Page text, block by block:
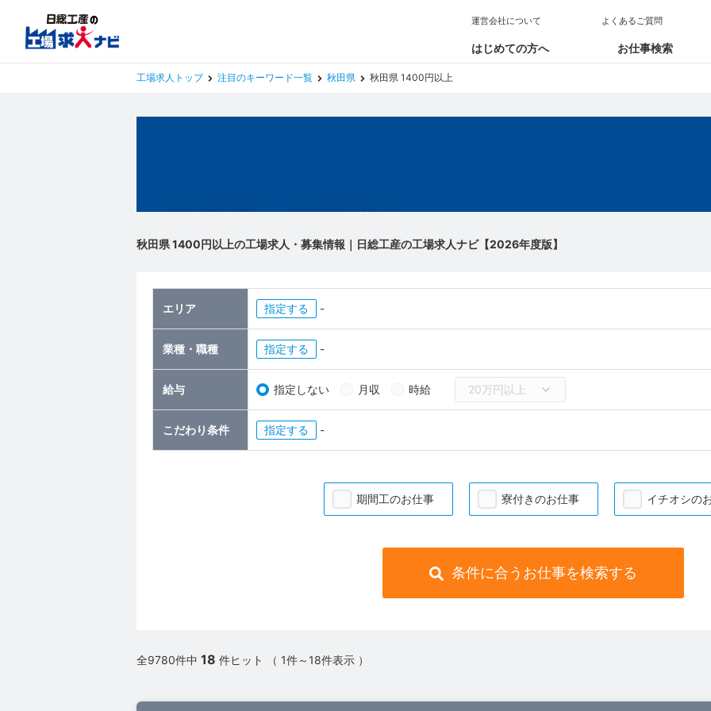
はじめての方へ お仕事検索
運営会社について よくあるご質問
工場求人トップ 注目のキーワード一覧 秋田県 秋田県 1400円以上
秋田県 1400円以上の工場求人・募集情報｜日総工産の工場求人ナビ【2026年度版】
エリア 指定 -
業種・職種 指定 -
給与 指定しない 月収 時給
こだわり条件 指定 -
期間工のお仕事 寮付きのお仕事 イチオシの
条件に合うお仕事を検索する
全9780件中 18 件ヒット （ 1件～18件表示 ）